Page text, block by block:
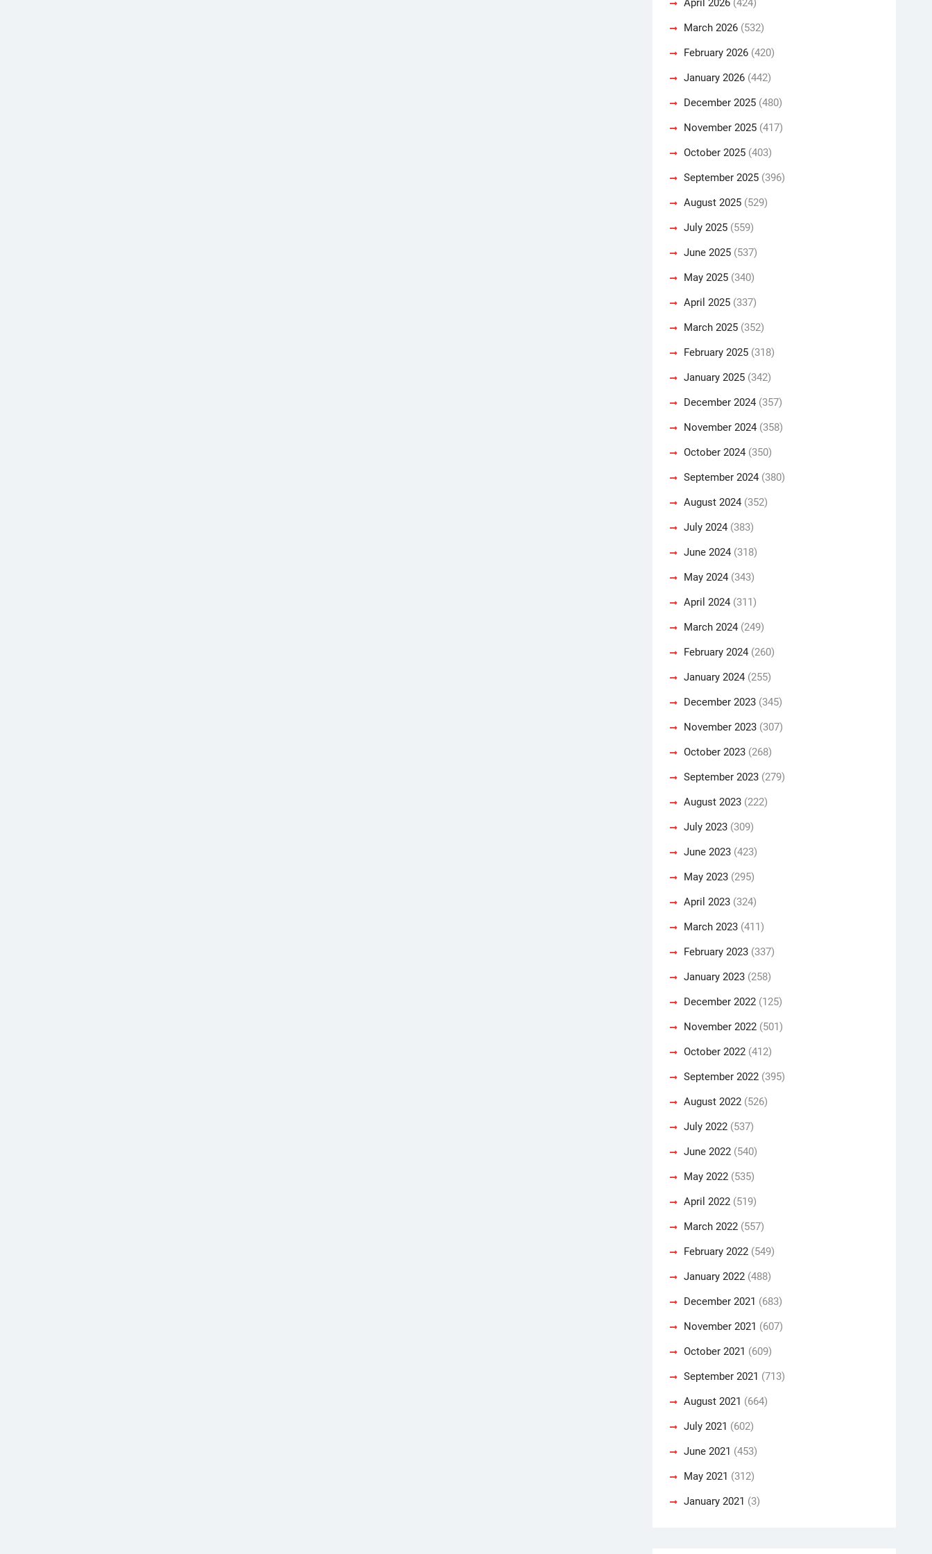
April 2026 (424)
March 2026 (532)
February 2026 (420)
January 2026 (442)
December 2025 (480)
November 2025 (417)
October 2025 (403)
September 2025 (396)
August 2025 (529)
July 2025 (559)
June 2025 (537)
May 2025 (340)
April 2025 (337)
March 2025 (352)
February 2025 (318)
January 2025 (342)
December 2024 (357)
November 2024 (358)
October 2024 (350)
September 2024 (380)
August 2024 (352)
July 2024 (383)
June 2024 (318)
May 2024 (343)
April 2024 (311)
March 2024 (249)
February 2024 (260)
January 2024 (255)
December 2023 (345)
November 2023 (307)
October 2023 (268)
September 2023 (279)
August 2023 (222)
July 2023 (309)
June 2023 (423)
May 2023 (295)
April 2023 (324)
March 2023 (411)
February 2023 (337)
January 2023 (258)
December 2022 (125)
November 2022 (501)
October 2022 (412)
September 2022 (395)
August 2022 (526)
July 2022 (537)
June 2022 (540)
May 2022 (535)
April 2022 (519)
March 2022 (557)
February 2022 (549)
January 2022 (488)
December 2021 (683)
November 2021 (607)
October 2021 (609)
September 2021 (713)
August 2021 (664)
July 2021 (602)
June 2021 (453)
May 2021 (312)
January 2021 (3)